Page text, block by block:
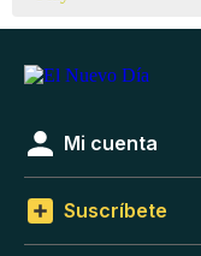
Mi cuenta
Suscríbete